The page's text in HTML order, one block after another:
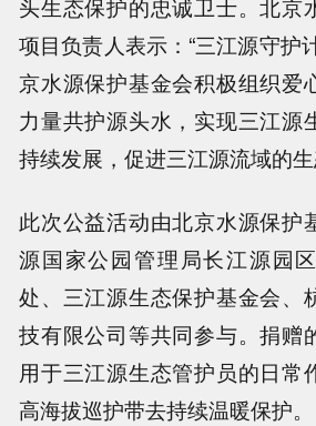
头生态保护的忠诚卫士。北京
项目负责人表示：“三江源守护
京水源保护基金会积极组织爱
力量共护源头水，实现三江源
持续发展，促进三江源流域的生
此次公益活动由北京水源保护
源国家公园管理局长江源园
处、三江源生态保护基金会、
技有限公司等共同参与。捐赠
用于三江源生态管护员的日常
高海拔巡护带去持续温暖保护。